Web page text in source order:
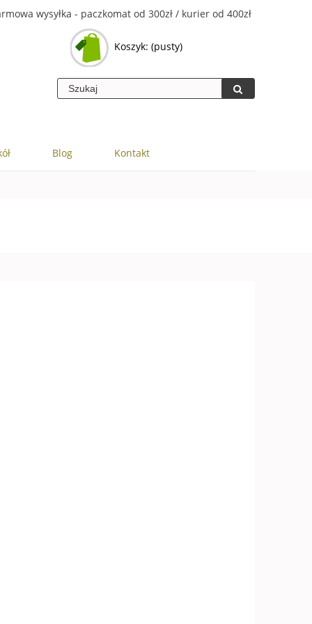
wysyłka - paczkomat od 300zł / kurier od 400zł
Koszyk: (pusty)
Blog Kontakt